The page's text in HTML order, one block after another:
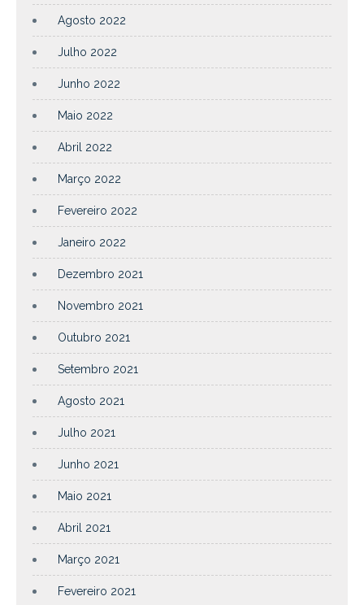
Agosto 2022
Julho 2022
Junho 2022
Maio 2022
Abril 2022
Março 2022
Fevereiro 2022
Janeiro 2022
Dezembro 2021
Novembro 2021
Outubro 2021
Setembro 2021
Agosto 2021
Julho 2021
Junho 2021
Maio 2021
Abril 2021
Março 2021
Fevereiro 2021